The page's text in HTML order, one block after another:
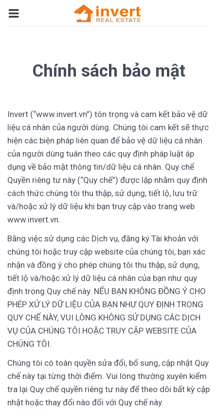
Chính sách bảo mật
Invert (“www.invert.vn”) tôn trọng và cam kết bảo vệ dữ
liệu cá nhân của người dùng. Chúng tôi cam kết sẽ thực
hiện các biện pháp liên quan để bảo vệ dữ liệu cá nhân
của người dùng tuân theo các quy định pháp luật áp
dụng về bảo mật thông tin/dữ liệu cá nhân. Quy chế
Quyền riêng tư này (“Quy chế”) được lập nhằm quy định
cách thức chúng tôi thu thập, sử dụng, tiết lộ, lưu trữ
và/hoặc xử lý dữ liệu khi bạn truy cập vào trang web
www.invert.vn.
Bằng việc sử dụng các Dịch vụ, đăng ký Tài khoản với
chúng tôi hoặc truy cập website của chúng tôi, bạn xác
nhận và đồng ý cho phép chúng tôi thu thập, sử dụng,
tiết lộ và/hoặc xử lý dữ liệu cá nhân của bạn như quy
định trong Quy chế này. NẾU BẠN KHÔNG ĐỒNG Ý CHO
PHÉP XỬ LÝ DỮ LIỆU CỦA BẠN NHƯ QUY ĐỊNH TRONG
QUY CHẾ NÀY, VUI LÒNG KHÔNG SỬ DỤNG CÁC DỊCH
VỤ CỦA CHÚNG TÔI HOẶC TRUY CẬP WEBSITE CỦA
CHÚNG TÔI.
Chúng tôi có toàn quyền sửa đổi, bổ sung, cập nhật Quy
chế này tại từng thời điểm. Vui lòng thường xuyên kiểm
tra lại Quy chế quyền riêng tư này để theo dõi bất kỳ cập
nhật hoặc thay đổi nào đối với Quy chế này.